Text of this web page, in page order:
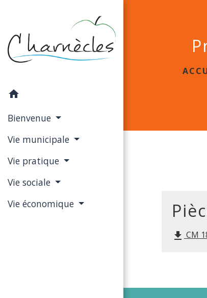
home
Bienvenue
Vie municipale
Vie pratique
Vie sociale
Vie économique
file_download CM